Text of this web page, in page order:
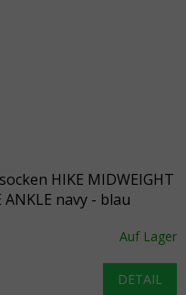
HIKE MIDWEIGHT
ANKLE navy - blau
Auf Lager
DETAIL